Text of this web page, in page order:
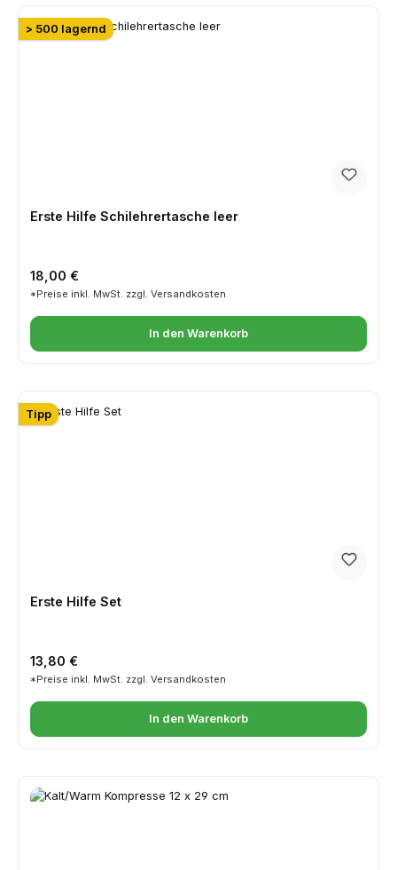
> 500 lagernd
Erste Hilfe Schilehrertasche leer
Regulärer Preis:
18,00 €
*Preise inkl. MwSt. zzgl. Versandkosten
In den Warenkorb
Tipp
Erste Hilfe Set
Regulärer Preis:
13,80 €
*Preise inkl. MwSt. zzgl. Versandkosten
In den Warenkorb